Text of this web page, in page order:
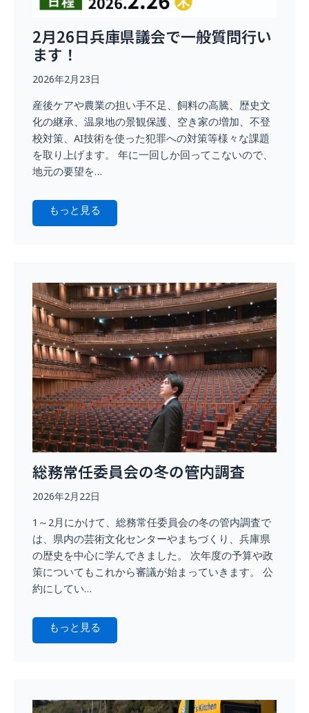
2月26日兵庫県議会で一般質問行い
ます！
2026年2月23日
産後ケアや農業の担い手不足、飼料の高騰、歴史文
化の継承、温泉地の景観保護、空き家の増加、不登
校対策、AI技術を使った犯罪への対策等様々な課題
を取り上げます。 年に一回しか回ってこないので、
地元の要望を…
もっと見る
総務常任委員会の冬の管内調査
2026年2月22日
1～2月にかけて、総務常任委員会の冬の管内調査で
は、県内の芸術文化センターやまちづくり、兵庫県
の歴史を中心に学んできました。 次年度の予算や政
策についてもこれから審議が始まっていきます。 公
約にしてい…
もっと見る